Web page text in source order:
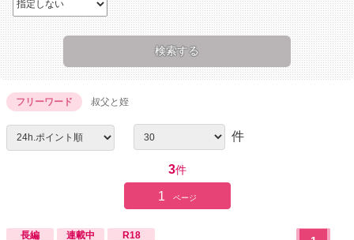
フリーワード 叔父と姪
件
3件
1 ページ
長編 連載中 R18